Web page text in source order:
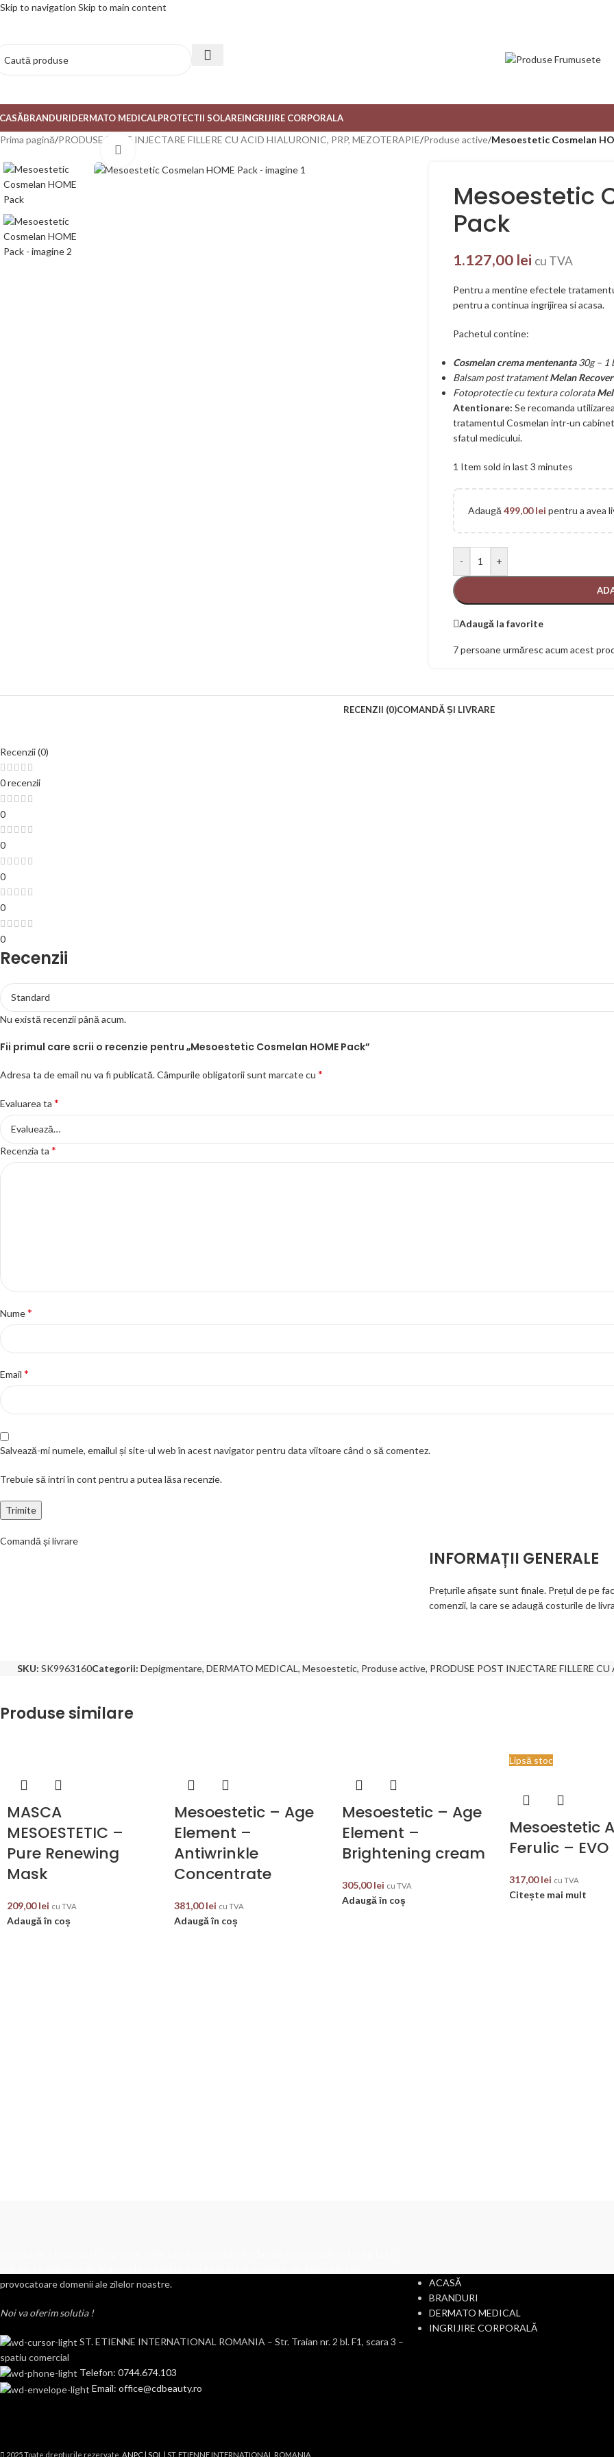
Skip to navigation Skip to main content
BRANDURIDERMATO MEDICALPROTECTII SOLAREINGRIJIRE CORPORALA
Prima pagină/PRODUSE POST INJECTARE FILLERE CU ACID HIALURONIC, PRP, MEZOTERAPIE/Produse active/Mesoestetic Cosmelan
Mesoestetic
Pack
1.127,00 lei cu TVA
Pentru a mentine efectele
pentru a continua ingrijirea si acasa.
Pachetul contine:
Cosmelan crema mentenanta30g – 1
Balsam post tratamentMelan
Fotoprotectie cu textura colorata
Atentionare: Se recomanda
tratamentul Cosmelan intr-un
sfatul medicului.
1 Item sold in last 3 minutes
Adaugă 499,00lei pentru a avea
- +
Adaugă la favorite
7persoane urmăresc acum acest
RECENZII (0)COMANDĂ ȘI LIVRARE
Recenzii (0)
0 recenzii
0
0
0
0
0
Recenzii
Nu există recenzii până acum.
Fii primul care scrii o recenzie pentru „Mesoestetic Cosmelan HOME Pack”
Adresa ta de email nu va fi publicată.Câmpurile obligatorii sunt marcate cu *
Evaluarea ta *
Recenzia ta *
Nume*
Email *
Salvează-mi numele, emailul și site-ul web în acest navigator pentru data viitoare când o să comentez.
Trebuie să intri în cont pentru a putea lăsa recenzie.
Comandă și livrare
INFORMAȚII GENERALE
Prețurile afișate sunt finale. Prețul de pe
comenzii, la care se adaugă costurile de
SKU: SK9963160Categorii: Depigmentare, DERMATO MEDICAL , Mesoestetic, Produse active, PRODUSE POST INJECTARE FILLERE
Produse similare
MASCA
MESOESTETIC –
Pure Renewing
Mask
209,00lei cu TVA
Adaugă în coș
Mesoestetic – Age
Element –
Antiwrinkle
Concentrate
381,00lei cu TVA
Adaugă în coș
Mesoestetic – Age
Element –
Brightening cream
305,00lei cu TVA
Adaugă în coș
Lipsă stoc
Mesoestetic
Ferulic – EVO
317,00lei cu TVA
Citește mai mult
provocatoare domenii ale zilelor noastre.
Noi va oferim solutia !
ST. ETIENNE INTERNATIONAL ROMANIA – Str. Traian nr. 2 bl. F1, scara 3 –
spatiu comercial
Telefon: 0744.674.103
Email: office@cdbeauty.ro
ACASĂ
BRANDURI
DERMATO MEDICAL
INGRIJIRE CORPORALĂ
2025 Toate drepturile rezervate. ANPC | SOL | ST. ETIENNE INTERNATIONAL ROMANIA